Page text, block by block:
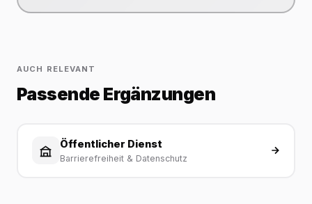
AUCH RELEVANT
Passende Ergänzungen
Öffentlicher Dienst
Barrierefreiheit & Datenschutz